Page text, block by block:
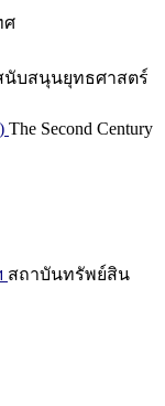
ศ
บสนุนยุทธศาสตร์
The Second Century
สถาบันทรัพย์สิน